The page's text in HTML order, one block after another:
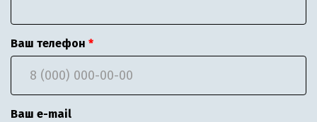
Ваш телефон
Ваш e-mail